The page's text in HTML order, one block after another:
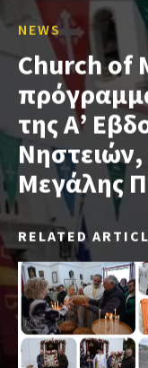
NEWS
Church of
της Α’
Μεγάλης
RELATED